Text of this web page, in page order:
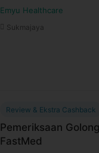
Emyu Healthcare
Sukmajaya
Review & Ekstra Cashback
Pemeriksaan
FastMed